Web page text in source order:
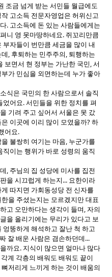
조금 넘게 받는 서민들 월급에도
고소득 전문자영업은 허위신고
. 고소득에 돈 있는 사람들에게는
니 영 못마땅하네요. 쥐꼬리만큼
자들이 번만큼 세금을 많이 내
, 후퇴하는 민주주의, 퇴행하는
보면서 현 정부는 가난한 국민, 서
가 민심을 외면하는데 누가 좋아
식은 국민의 한 사람으로서 솔직
어요. 서민들을 위한 정치를 펴
기려 주고 싶어서 서울은 못 갔
이곳에 이리 많이 모였을까? 하
어요.
불쌍히 여기는 마음, 누군가를
이는 행위가 바로 성령의 움직
, 주님의 집 성당에 미사를 집전
을 시끄럽게 하는지... 요한이라
따지면 가회동성당 전 신자를
을 주셨는지는 모르겠지만 대표
고 오만하다는 생각이 들며, 자의
을 올리기에는 무리가 있다고 보
뚱하게 해석하고 잘난 척 하고
잘 배운 사람은 겸손하던데...
까요. 지식이 많으면 얼마나 많다
계 각층의 배워도 배워도 끝이
저리게 느끼게 하는 것이 배움의